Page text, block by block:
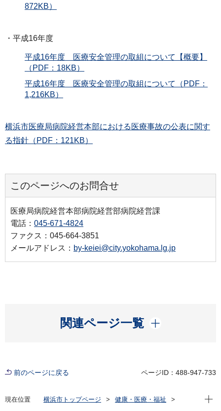
872KB）
・平成16年度
平成16年度 医療安全管理の取組について【概要】
（PDF：18KB）
平成16年度 医療安全管理の取組について（PDF：
1,216KB）
横浜市医療局病院経営本部における医療事故の公表に関す
る指針（PDF：121KB）
このページへのお問合せ
医療局病院経営本部病院経営部病院経営課
電話： 045-671-4824
ファクス：045-664-3851
メールアドレス： by-keiei@city.yokohama.lg.jp
関連ページ一覧
開く
前のページに戻る ページID：488-947-733
現在位置 横浜市トップページ
健康・医療・福祉
現在